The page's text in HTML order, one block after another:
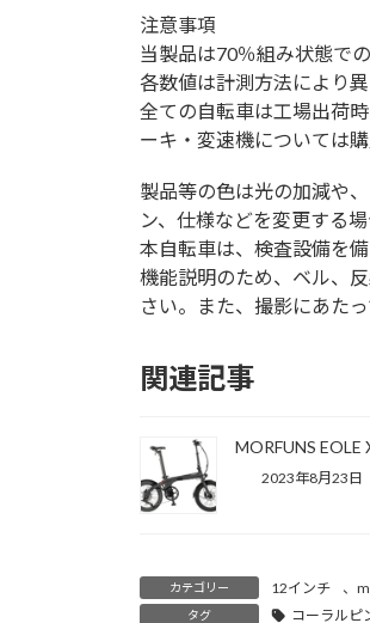
注意事項
当製品は70％組み状態で
各数値は計測方法により異
全ての自転車は工場出荷
ーキ・変速機については
製品等の色は光の加減や
ン、仕様などを変更する
本自転車は、検査設備を
機能説明のため、ベル、
さい。また、撮影にあた
関連記事
MORFUNS EOLE
2023年8月23日
カテゴリー 12インチ 、
タグ コーラルピ